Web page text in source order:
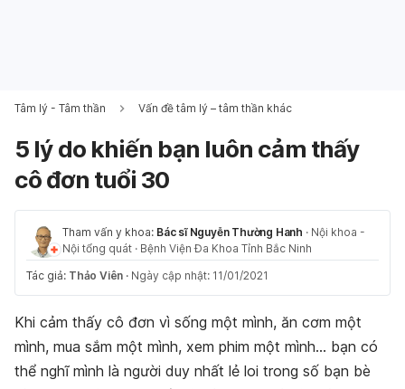
Tâm lý - Tâm thần Vấn đề tâm lý – tâm thần khác
5 lý do khiến bạn luôn cảm thấy
cô đơn tuổi 30
Tham vấn y khoa: Bác sĩ Nguyễn Thường Hanh · Nội khoa -
Nội tổng quát · Bệnh Viện Đa Khoa Tỉnh Bắc Ninh
Tác giả: Thảo Viên · Ngày cập nhật: 11/01/2021
Khi cảm thấy cô đơn vì sống một mình, ăn cơm một
mình, mua sắm một mình, xem phim một mình… bạn có
thể nghĩ mình là người duy nhất lẻ loi trong số bạn bè